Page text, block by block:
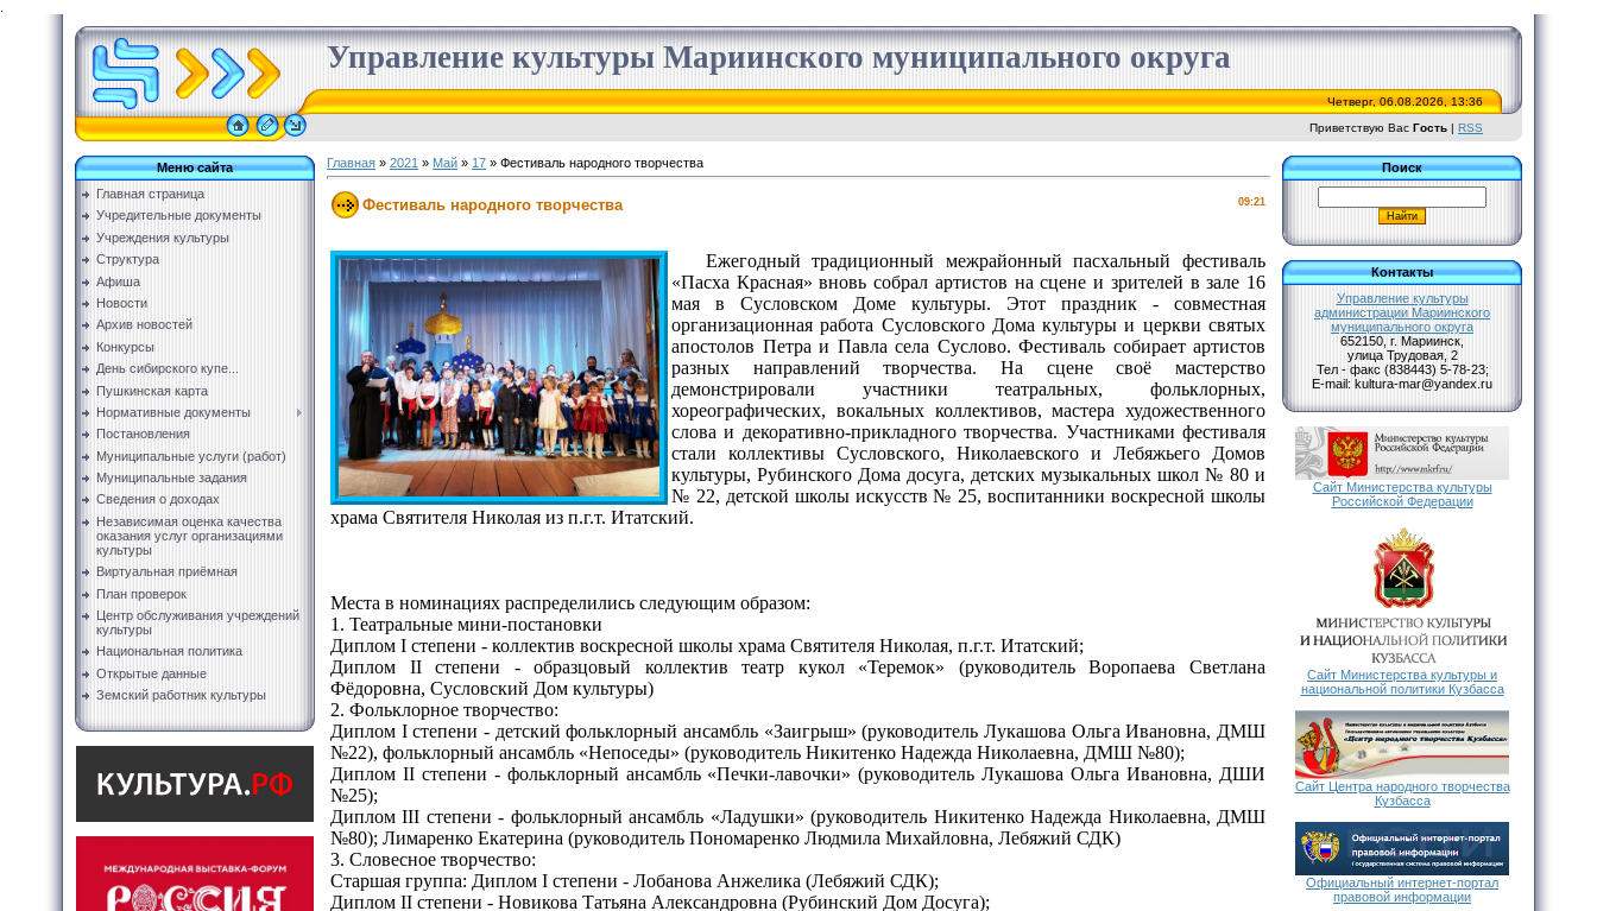
Управление культуры Мариинского муниципального округа
Четверг, 06.08.2026, 13:36
Приветствую Вас Гость | RSS
Меню сайта
Главная страница
Учредительные документы
Учреждения культуры
Структура
Афиша
Новости
Архив новостей
Конкурсы
День сибирского купе...
Пушкинская карта
Нормативные документы
Постановления
Муниципальные услуги (работ)
Муниципальные задания
Сведения о доходах
Независимая оценка качества
оказания услуг организациями
культуры
Виртуальная приёмная
План проверок
Центр обслуживания учреждений
культуры
Национальная политика
Открытые данные
Земский работник культуры
Главная » 2021 » Май » 17 » Фестиваль народного творчества
09:21
Фестиваль народного творчества
Ежегодный традиционный межрайонный пасхальный фестиваль
«Пасха Красная» вновь собрал артистов на сцене и зрителей в зале 16
мая в Сусловском Доме культуры. Этот праздник - совместная
организационная работа Сусловского Дома культуры и церкви святых
апостолов Петра и Павла села Суслово. Фестиваль собирает артистов
разных направлений творчества. На сцене своё мастерство
демонстрировали участники театральных, фольклорных,
хореографических, вокальных коллективов, мастера художественного
слова и декоративно-прикладного творчества. Участниками фестиваля
стали коллективы Сусловского, Николаевского и Лебяжьего Домов
культуры, Рубинского Дома досуга, детских музыкальных школ № 80 и
№ 22, детской школы искусств № 25, воспитанники воскресной школы
храма Святителя Николая из п.г.т. Итатский.
Места в номинациях распределились следующим образом:
1. Театральные мини-постановки
Диплом I степени - коллектив воскресной школы храма Святителя Николая, п.г.т. Итатский;
Диплом II степени - образцовый коллектив театр кукол «Теремок» (руководитель Воропаева Светлана
Фёдоровна, Сусловский Дом культуры)
2. Фольклорное творчество:
Диплом I степени - детский фольклорный ансамбль «Заигрыш» (руководитель Лукашова Ольга Ивановна, ДМШ
№22), фольклорный ансамбль «Непоседы» (руководитель Никитенко Надежда Николаевна, ДМШ №80);
Диплом II степени - фольклорный ансамбль «Печки-лавочки» (руководитель Лукашова Ольга Ивановна, ДШИ
№25);
Диплом III степени - фольклорный ансамбль «Ладушки» (руководитель Никитенко Надежда Николаевна, ДМШ
№80); Лимаренко Екатерина (руководитель Пономаренко Людмила Михайловна, Лебяжий СДК)
3. Словесное творчество:
Старшая группа: Диплом I степени - Лобанова Анжелика (Лебяжий СДК);
Диплом II степени - Новикова Татьяна Александровна (Рубинский Дом Досуга);
Поиск
Контакты
Управление культуры
администрации Мариинского
муниципального округа
652150, г. Мариинск,
улица Трудовая, 2
Тел - факс (838443) 5-78-23;
Е-mail: kultura-mar@yandex.ru
Сайт Министерства культуры
Российской Федерации
Сайт Министерства культуры и
национальной политики Кузбасса
Сайт Центра народного творчества
Кузбасса
Официальный интернет-портал
правовой информации